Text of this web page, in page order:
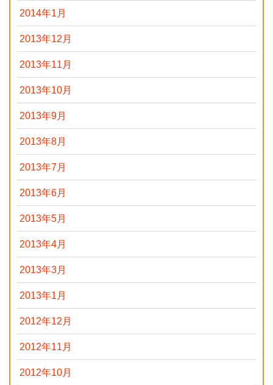
2014年1月
2013年12月
2013年11月
2013年10月
2013年9月
2013年8月
2013年7月
2013年6月
2013年5月
2013年4月
2013年3月
2013年1月
2012年12月
2012年11月
2012年10月